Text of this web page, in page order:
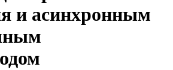
и асинхронным